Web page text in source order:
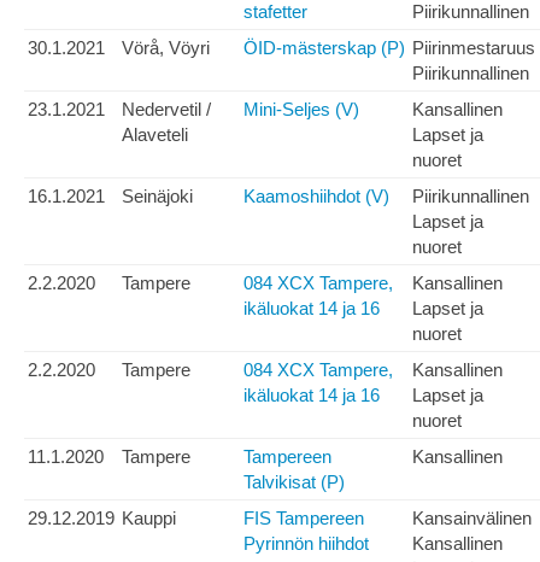
stafetter
Piirikunnallinen
30.1.2021
Vörå, Vöyri ÖID-mästerskap (P) Piirinmestaruus
Piirikunnallinen
23.1.2021
Nedervetil /
Alaveteli
Mini-Seljes (V)
Kansallinen
Lapset ja
nuoret
16.1.2021
Seinäjoki Kaamoshiihdot (V)
Piirikunnallinen
Lapset ja
nuoret
2.2.2020
Tampere
084 XCX Tampere,
ikäluokat 14 ja 16
Kansallinen
Lapset ja
nuoret
2.2.2020
Tampere
084 XCX Tampere,
ikäluokat 14 ja 16
Kansallinen
Lapset ja
nuoret
11.1.2020
Tampere
Tampereen
Talvikisat (P)
Kansallinen
29.12.2019 Kauppi
FIS Tampereen
Pyrinnön hiihdot
Kansainvälinen
Kansallinen